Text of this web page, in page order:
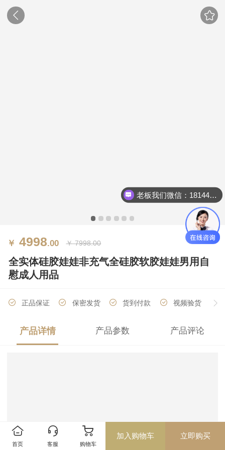
￥ 4998.00 ￥ 7998.00
全实体硅胶娃娃非充气全硅胶软胶娃娃男用自
慰成人用品
正品保证 保密发货 货到付款 视频验货
厂家直销 分期付款
产品详情 产品参数 产品评论
首页 客服 购物车
加入购物车 立即购买
老板我们微信：18144723150